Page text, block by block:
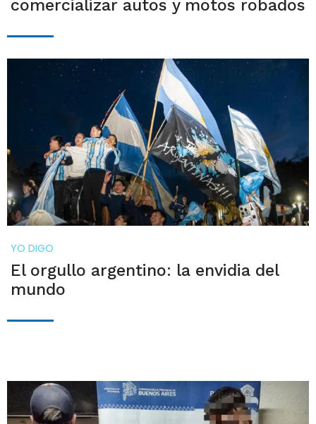
comercializar autos y motos robados
YO DIGO
El orgullo argentino: la envidia del
mundo